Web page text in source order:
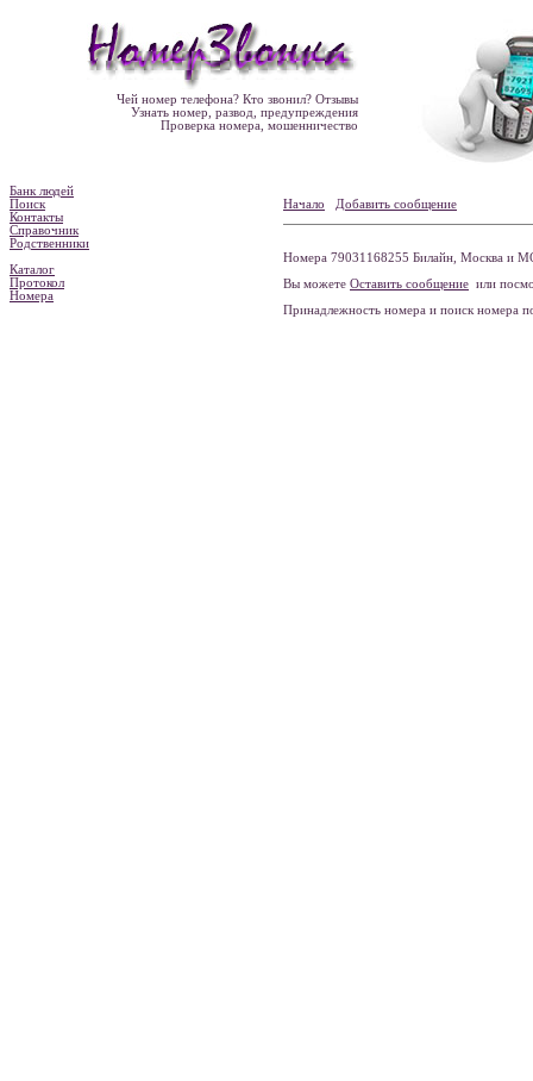
Чей номер телефона? Кто звонил? Отзывы
Узнать номер, развод, предупреждения
Проверка номера, мошенничество
Банк людей
Поиск
Контакты
Справочник
Родственники
Каталог
Протокол
Номера
Начало Добавить сообщение
Номера 79031168255 Билайн, Москва и
Вы можете Оставить сообщение или
Принадлежность номера и поиск номера